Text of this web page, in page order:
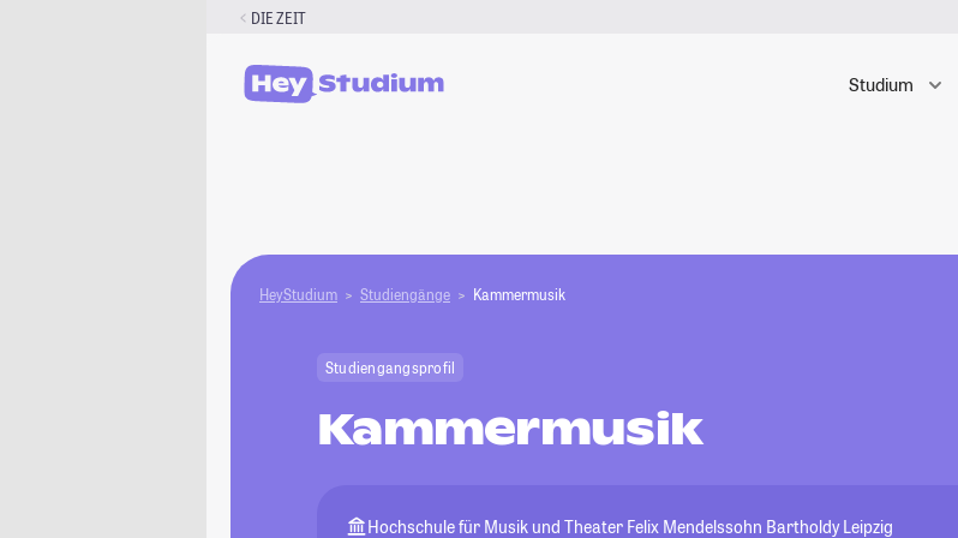
DIE ZEIT
Studium
HeyStudium Studiengänge Kammermusik
Studiengangsprofil
Kammermusik
Hochschule für Musik und Theater Felix Mendelssohn Bartholdy Leipzig